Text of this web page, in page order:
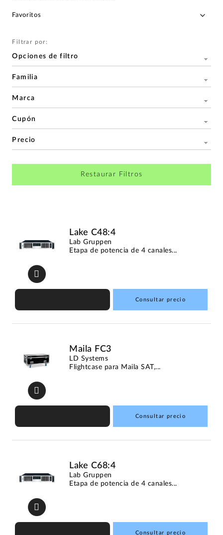
Filtrar por:
Opciones de filtro
Familia
Marca
Cupón
Precio
Restaurar Filtros
Lake C48:4
Lab Gruppen
Etapa de potencia de 4 canales...
Consultar precio
Maila FC3
LD Systems
Flightcase para Maila SAT,...
Consultar precio
Lake C68:4
Lab Gruppen
Etapa de potencia de 4 canales...
Consultar precio